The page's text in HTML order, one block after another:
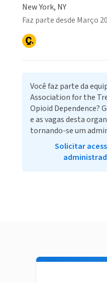
New York, NY
Faz parte desde Março
Você faz parte da
Association for the
Opioid Dependence?
e as vagas desta
tornando-se um
Solicitar